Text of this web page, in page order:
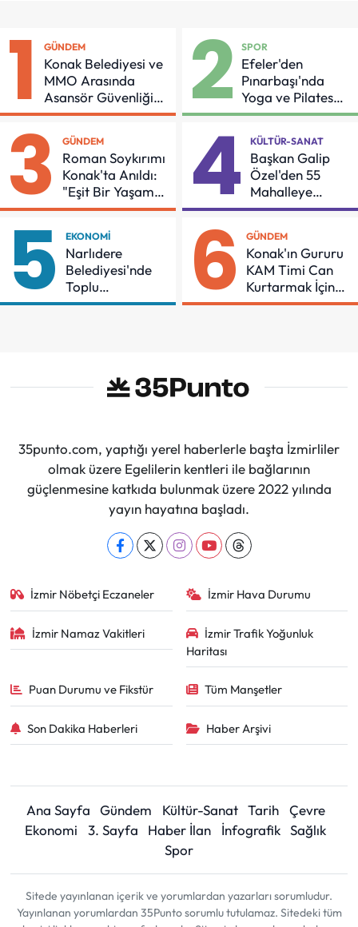
1 GÜNDEM
Konak Belediyesi ve
MMO Arasında
Asansör Güvenliği
İçin Önemli Protokol
2 SPOR
Efeler'den
Pınarbaşı'nda
Yoga ve Pilates
Buluşması
3 GÜNDEM
Roman Soykırımı
Konak'ta Anıldı:
"Eşit Bir Yaşam
İçin Mücadeleyi
4 KÜLTÜR-SANAT
Başkan Galip
Özel'den 55
Mahalleye
Çocuk Şenliği
5 EKONOMI
Narlıdere
Belediyesi'nde
Toplu
Sözleşmeye
6 GÜNDEM
Konak'ın Gururu
KAM Timi Can
Kurtarmak İçin
Demir Aldı
35punto.com, yaptığı yerel haberlerle başta İzmirliler
olmak üzere Egelilerin kentleri ile bağlarının
güçlenmesine katkıda bulunmak üzere 2022 yılında
yayın hayatına başladı.
İzmir Nöbetçi Eczaneler İzmir Hava Durumu
İzmir Namaz Vakitleri
İzmir Trafik Yoğunluk
Haritası
Puan Durumu ve Fikstür Tüm Manşetler
Son Dakika Haberleri Haber Arşivi
Ana Sayfa Gündem Kültür-Sanat Tarih
Çevre
Ekonomi
3. Sayfa Haber İlan İnfografik Sağlık
Spor
Sitede yayınlanan içerik ve yorumlardan yazarları sorumludur.
Yayınlanan yorumlardan 35Punto sorumlu tutulamaz. Sitedeki tüm